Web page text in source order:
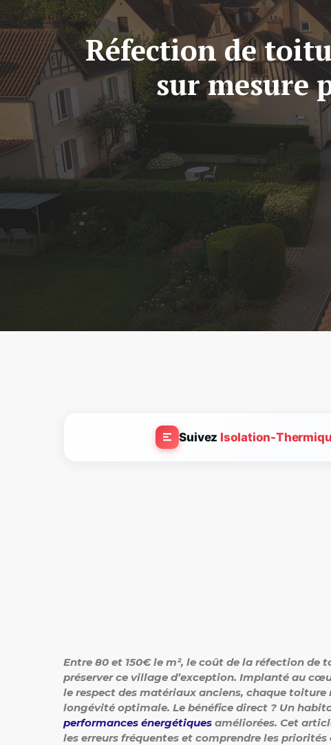
Réfection de
sur mesure
Suivez Isolation-
Entre 80 et 150€ le m², le coût de la réfection de
préserver ce village d’exception. Implanté au
le respect des matériaux anciens, chaque toiture
longévité optimale. Le bénéfice direct ? Un
performances énergétiques améliorées. Cet
les erreurs fréquentes et comprendre les priorités